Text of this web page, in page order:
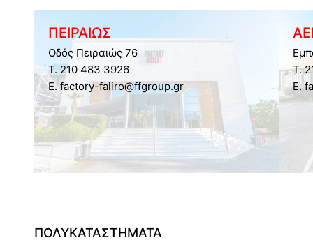
ΠΟΛΥΚΑΤΑΣΤΗΜΑΤΑ
ΠΕΙΡΑΙΩΣ
Οδός Πειραιώς 76
Τ. 210 483 3926
E. factory-faliro@ffgroup.gr
Τ.
E.